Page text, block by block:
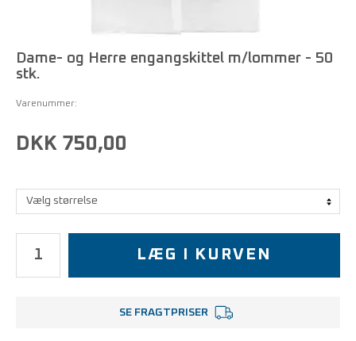
Dame- og Herre engangskittel m/lommer - 50
stk.
Varenummer:
DKK 750,00
LÆG I KURVEN
SE FRAGTPRISER